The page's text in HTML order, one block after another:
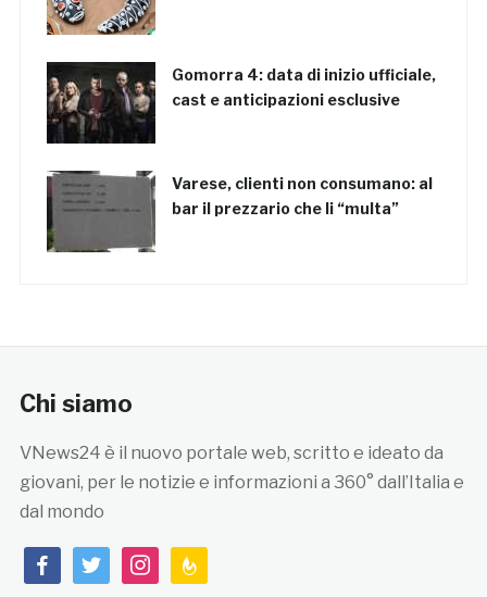
Gomorra 4: data di inizio ufficiale,
cast e anticipazioni esclusive
Varese, clienti non consumano: al
bar il prezzario che li “multa”
Chi siamo
VNews24 è il nuovo portale web, scritto e ideato da
giovani, per le notizie e informazioni a 360° dall’Italia e
dal mondo
facebooktwitterinstagramfeedburner